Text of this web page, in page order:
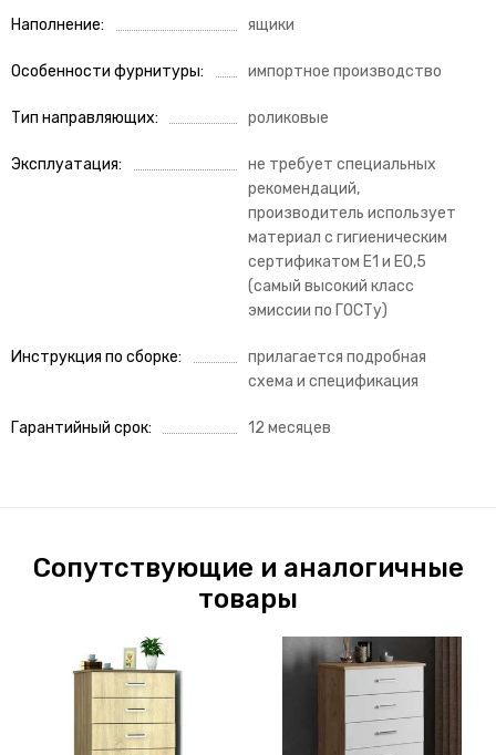
Наполнение ящики
Особенности фурнитуры импортное производство
Тип направляющих роликовые
Эксплуатация
не требует специальных
рекомендаций,
производитель использует
материал с гигиеническим
сертификатом Е1 и Е0,5
(самый высокий класс
эмиссии по ГОСТу)
Инструкция по сборке
прилагается подробная
схема и спецификация
Гарантийный срок 12 месяцев
Сопутствующие и аналогичные
товары